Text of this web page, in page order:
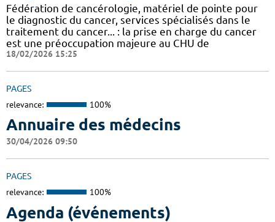
Fédération de cancérologie, matériel de pointe pour
le diagnostic du cancer, services spécialisés dans le
traitement du cancer... : la prise en charge du cancer
est une préoccupation majeure au CHU de
18/02/2026 15:25
PAGES
relevance: 100%
Annuaire des médecins
30/04/2026 09:50
PAGES
relevance: 100%
Agenda (événements)